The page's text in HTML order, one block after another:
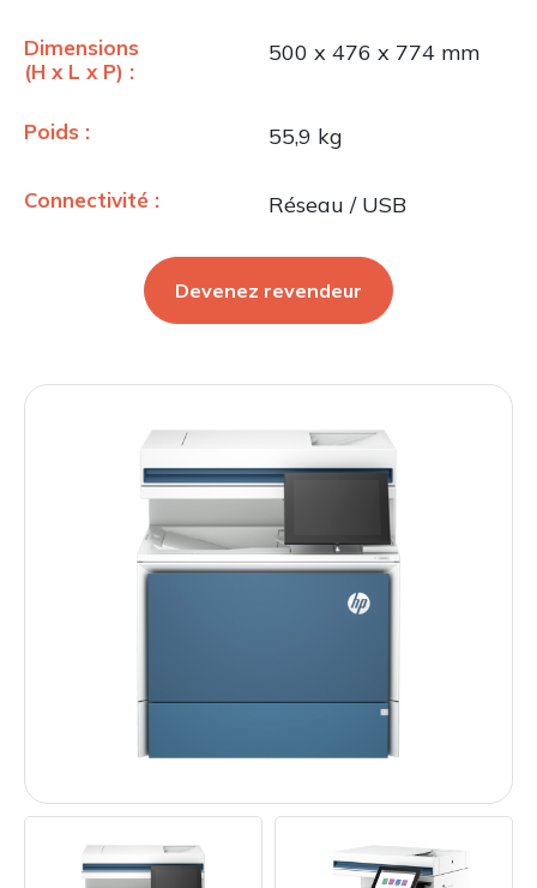
Dimensions
(H x L x P) :
500 x 476 x 774 mm
Poids : 55,9 kg
Connectivité : Réseau / USB
Devenez revendeur